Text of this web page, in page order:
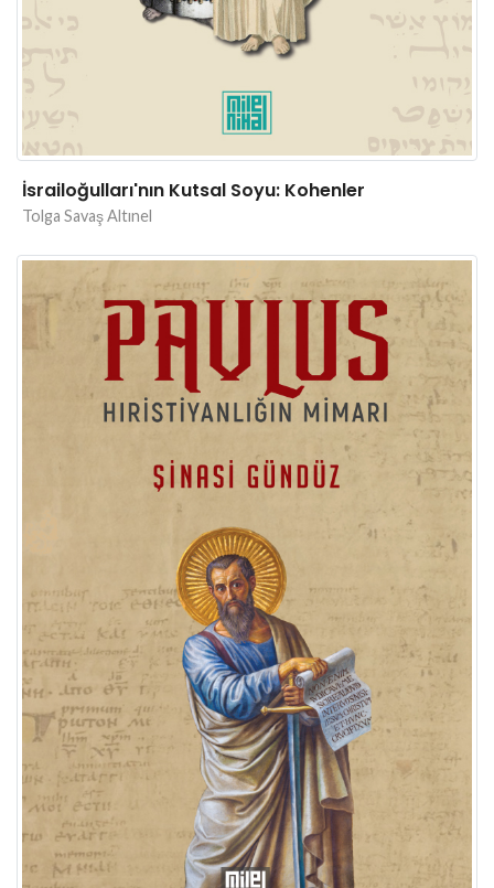
İsrailoğulları'nın Kutsal Soyu: Kohenler
Tolga Savaş Altınel